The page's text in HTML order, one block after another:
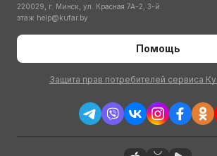
220029, г. Минск, ул. Красная 7А-2, 3-й
этаж help@kufar.by
Помощь
Защита прав потребителей сервиса